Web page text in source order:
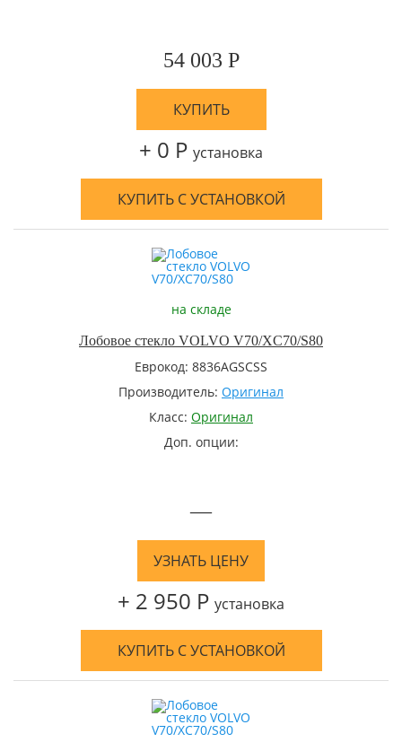
54 003 Р
КУПИТЬ
+ 0 Р установка
КУПИТЬ С УСТАНОВКОЙ
на складе
Лобовое стекло VOLVO V70/XC70/S80
Еврокод: 8836AGSCSS
Производитель: Оригинал
Класс: Оригинал
Доп. опции:
—
УЗНАТЬ ЦЕНУ
+ 2 950 Р установка
КУПИТЬ С УСТАНОВКОЙ